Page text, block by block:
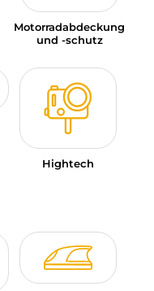
Motorradabdeckung
und -schutz
Hightech